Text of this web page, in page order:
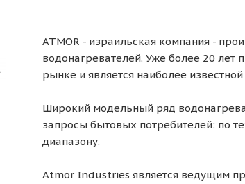
ATMOR - израильская компания -
водонагревателей. Уже более 20 лет
рынке и является наиболее
Широкий модельный ряд
запросы бытовых потребителей: по
диапазону.
Atmor Industries является ведущим